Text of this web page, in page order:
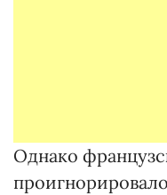
Однако